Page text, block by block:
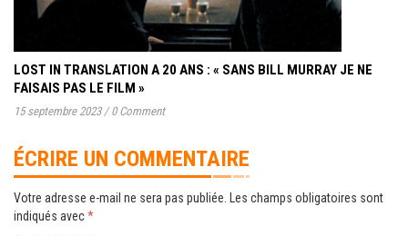
LOST IN TRANSLATION A 20 ANS : « SANS BILL MURRAY JE NE
FAISAIS PAS LE FILM »
15 septembre 2023 / 0 Comment
ÉCRIRE UN COMMENTAIRE
Votre adresse e-mail ne sera pas publiée.
Les champs obligatoires sont
indiqués avec*